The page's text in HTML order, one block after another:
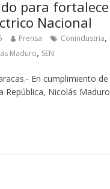
para
Nacional
Prensa Conindustria,
Maduro, SEN
En cumplimiento
República, Nicolás